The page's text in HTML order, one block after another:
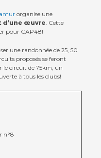
organise une
d’une œuvre. Cette
pour CAP48!
une randonnée de 25, 50
proposés se feront
le circuit de 75km, un
à tous les clubs!
n°8